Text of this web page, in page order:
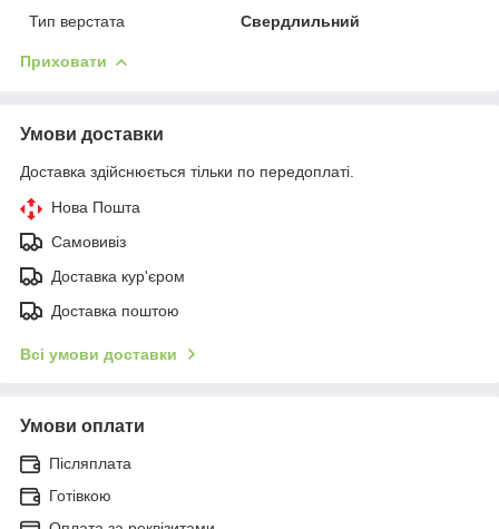
Тип верстата
Свердлильний
Приховати
Умови доставки
Доставка здійснюється тільки по передоплаті.
Нова Пошта
Самовивіз
Доставка кур'єром
Доставка поштою
Всі умови доставки
Умови оплати
Післяплата
Готівкою